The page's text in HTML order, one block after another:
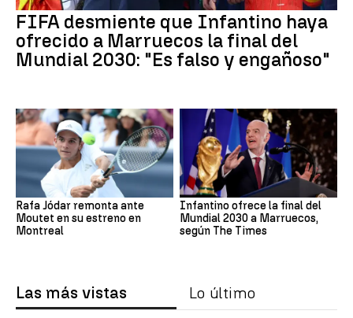
FIFA desmiente que Infantino haya
ofrecido a Marruecos la final del
Mundial 2030: "Es falso y engañoso"
Rafa Jódar remonta ante
Moutet en su estreno en
Montreal
Infantino ofrece la final del
Mundial 2030 a Marruecos,
según The Times
Las más vistas Lo último